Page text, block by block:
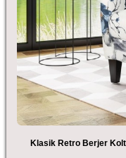
Klasik Retro Berjer